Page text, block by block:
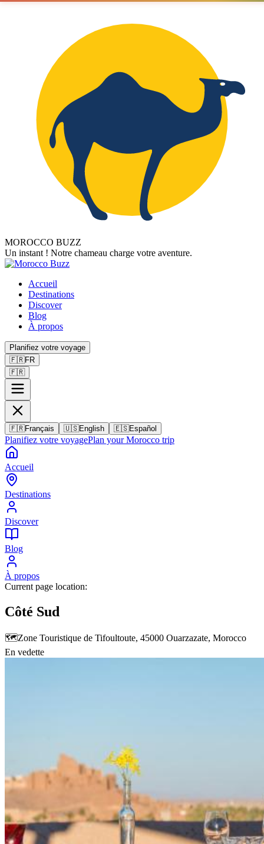
MOROCCO BUZZ
Un instant ! Notre chameau charge votre aventure.
Accueil
Destinations
Discover
Blog
À propos
Planifiez votre voyage
🇫🇷FR
🇫🇷
🇫🇷Français 🇺🇸English 🇪🇸Español
Planifiez votre voyagePlan your Morocco trip
Accueil
Destinations
Discover
Blog
À propos
Current page location:
Côté Sud
🗺️Zone Touristique de Tifoultoute, 45000 Ouarzazate, Morocco
En vedette